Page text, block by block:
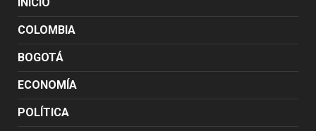
INICIO
COLOMBIA
BOGOTÁ
ECONOMÍA
POLÍTICA